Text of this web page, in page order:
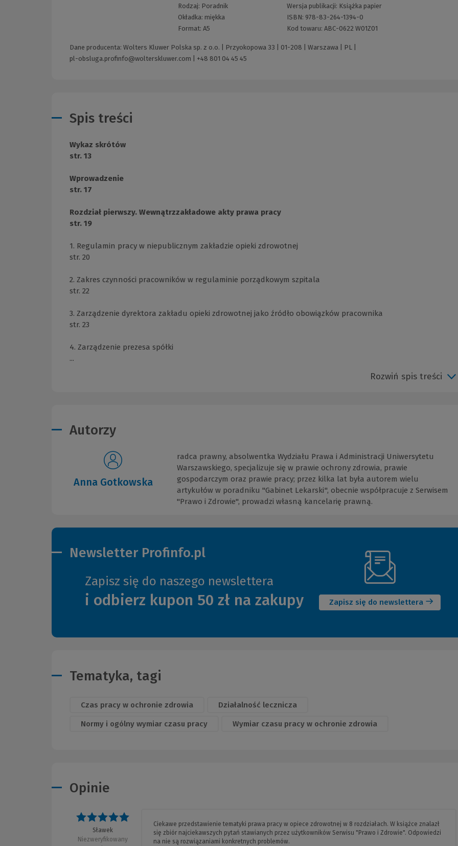
Rodzaj: Poradnik
Okładka: miękka
Format:A5
Wersja publikacji: Książka papier
ISBN: 978-83-264-1394-0
Kod towaru: ABC-0622 W01Z01
Dane producenta: Wolters Kluwer Polska sp. z o.o. | Przyokopowa 33 | 01-208 | Warszawa | PL |
pl-obsluga.profinfo@wolterskluwer.com
+48 801 04 45 45
Spis treści
Wykaz skrótów
str. 13
Wprowadzenie
str. 17
Rozdział pierwszy. Wewnątrzzakładowe akty prawa pracy
str. 19
1. Regulamin pracy w niepublicznym zakładzie opieki zdrowotnej
str. 20
2. Zakres czynności pracowników w regulaminie porządkowym szpitala
str. 22
3. Zarządzenie dyrektora zakładu opieki zdrowotnej jako źródło obowiązków pracownika
str. 23
4. Zarządzenie prezesa spółki
...
Rozwiń spis treści
Autorzy
Anna Gotkowska
radca prawny, absolwentka Wydziału Prawa i Administracji Uniwersytetu
Warszawskiego, specjalizuje się w prawie ochrony zdrowia, prawie
gospodarczym oraz prawie pracy; przez kilka lat była autorem wielu
artykułów w poradniku "Gabinet Lekarski", obecnie współpracuje z Serwisem
"Prawo i Zdrowie", prowadzi własną kancelarię prawną.
Newsletter Profinfo.pl
Zapisz się do naszego newslettera
i odbierz kupon 50 zł na zakupy Zapisz się do newslettera
okno)
Tematyka, tagi
Czas pracy w ochronie zdrowia Działalność lecznicza
Normy i ogólny wymiar czasu pracy Wymiar czasu pracy w ochronie zdrowia
Opinie
Ocena: 5 na 5
Sławek
Niezweryfikowany
Ciekawe przedstawienie tematyki prawa pracy w opiece zdrowotnej w 8 rozdziałach. W książce znalazł
się zbiór najciekawszych pytań stawianych przez użytkowników Serwisu "Prawo i Zdrowie". Odpowiedzi
na nie są rozwiązaniami konkretnych problemów.